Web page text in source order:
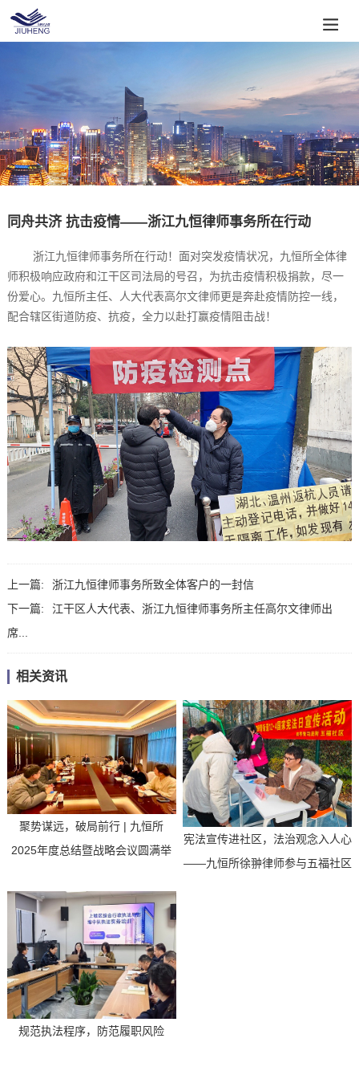
同舟共济 抗击疫情——浙江九恒律师事务所在行动
浙江九恒律师事务所在行动！面对突发疫情状况，九恒所全体律
师积极响应政府和江干区司法局的号召，为抗击疫情积极捐款，尽一
份爱心。九恒所主任、人大代表高尔文律师更是奔赴疫情防控一线，
配合辖区街道防疫、抗疫，全力以赴打赢疫情阻击战！
上一篇:
浙江九恒律师事务所致全体客户的一封信
下一篇:
江干区人大代表、浙江九恒律师事务所主任高尔文律师出
席...
相关资讯
聚势谋远，破局前行 | 九恒所
2025年度总结暨战略会议圆满举
宪法宣传进社区，法治观念入人心
——九恒所徐翀律师参与五福社区
规范执法程序，防范履职风险